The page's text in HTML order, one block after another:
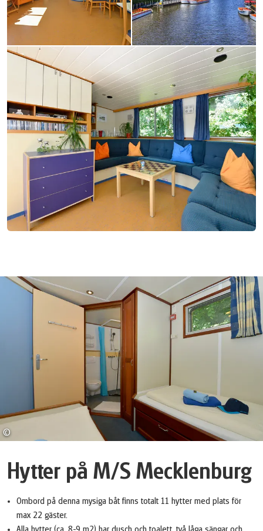
Hytter på M/S Mecklenburg
Ombord på denna mysiga båt finns totalt 11 hytter med plats för
max 22 gäster.
©